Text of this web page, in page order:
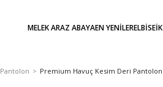
MELEK ARAZ ABAYAEN YENİLERELBİSE
Pantolon Premium Havuç Kesim Deri